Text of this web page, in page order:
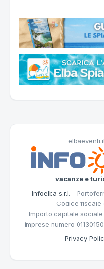
vacanze e
Infoelba s.r.l. -
Codice fiscale
Importo capitale sociale
imprese numero
Privacy